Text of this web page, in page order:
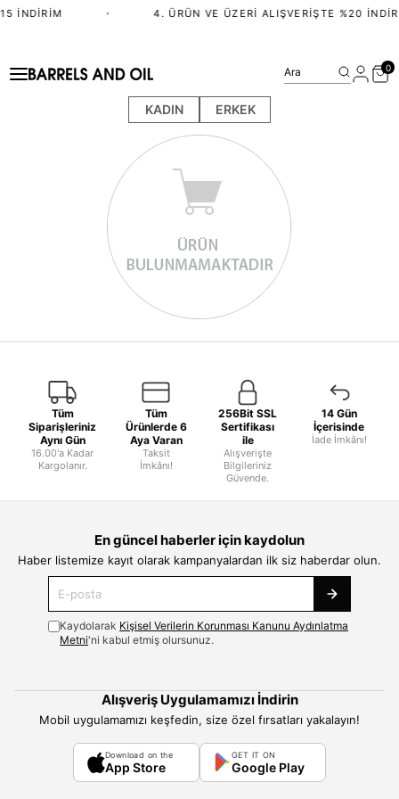
İNDIRIM • 4. ÜRÜN VE ÜZERI ALIŞVERIŞTE %20
KADIN ERKEK
Ara 0
Tüm
Siparişleriniz
Aynı Gün
16.00'a Kadar
Kargolanır.
Tüm
Ürünlerde 6
Aya Varan
Taksit
İmkânı!
256Bit SSL
Sertifikası
ile
Alışverişte
Bilgileriniz
Güvende.
14 Gün
İçerisinde
İade İmkânı!
En güncel haberler için kaydolun
Haber listemize kayıt olarak kampanyalardan ilk siz haberdar olun.
Kaydolarak Kişisel Verilerin Korunması Kanunu Aydınlatma
Metni'ni kabul etmiş olursunuz.
Alışveriş Uygulamamızı İndirin
Mobil uygulamamızı keşfedin, size özel fırsatları yakalayın!
Download on the
App Store
GET IT ON
Google Play